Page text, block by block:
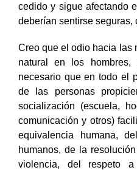
cedido y sigue afectando
deberían sentirse seguras,
Creo que el odio hacia las
natural en los
necesario que en todo el
de las personas
socialización (escuela,
comunicación y otros)
equivalencia humana,
humanos, de la
violencia, del respeto